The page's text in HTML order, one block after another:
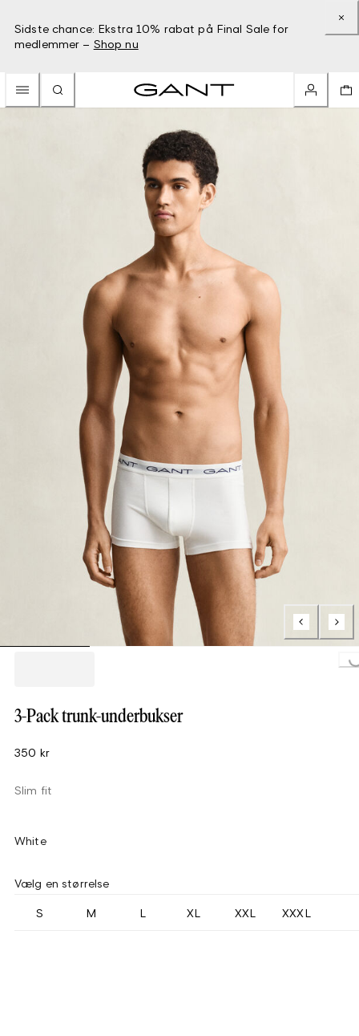
Sidste chance: Ekstra 10% rabat på Final Sale for
medlemmer – Shop nu
Loading...
3-Pack trunk-underbukser
350 kr
Slim fit
White
Vælg en størrelse
S M L XL XXL XXXL